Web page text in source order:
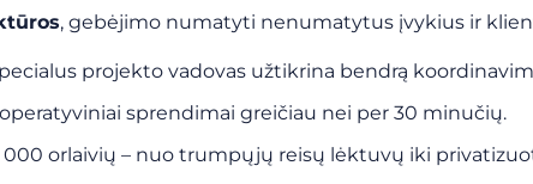
, gebėjimo numatyti nenumatytus įvykius ir
projekto vadovas užtikrina bendrą
sprendimai greičiau nei per 30 minučių.
orlaivių – nuo trumpųjų reisų lėktuvų iki